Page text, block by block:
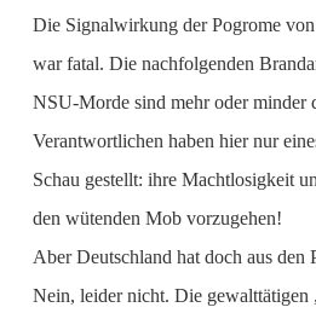
Die Signalwirkung der Pogrome
war fatal. Die nachfolgenden
NSU-Morde sind mehr oder minder
Verantwortlichen haben hier nur
Schau gestellt: ihre Machtlosigkeit
den wütenden Mob vorzugehen!
Aber Deutschland hat doch aus den
Nein, leider nicht. Die gewalttätigen